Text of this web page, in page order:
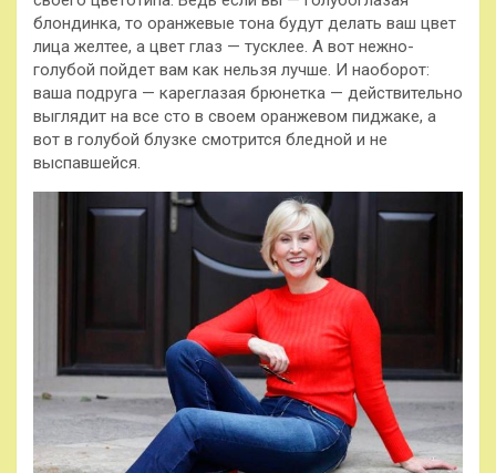
блондинка, то оранжевые тона будут делать ваш цвет
лица желтее, а цвет глаз — тусклее. А вот нежно-
голубой пойдет вам как нельзя лучше. И наоборот:
ваша подруга — кареглазая брюнетка — действительно
выглядит на все сто в своем оранжевом пиджаке, а
вот в голубой блузке смотрится бледной и не
выспавшейся.